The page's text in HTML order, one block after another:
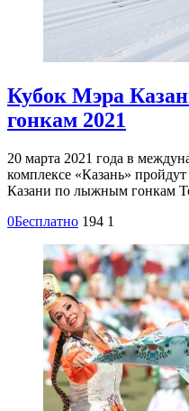
Кубок Мэра
гонкам 2021
20 марта 2021 года в
комплексе «Казань»
Казани по лыжным гонкам
0Бесплатно 194 1